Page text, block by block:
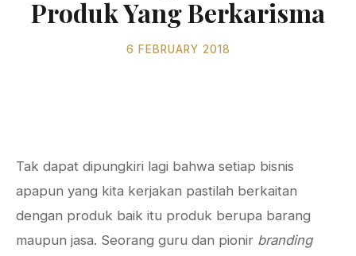
Produk Yang Berkarisma
6 FEBRUARY 2018
Tak dapat dipungkiri lagi bahwa setiap bisnis
apapun yang kita kerjakan pastilah berkaitan
dengan produk baik itu produk berupa barang
maupun jasa. Seorang guru dan pionir branding